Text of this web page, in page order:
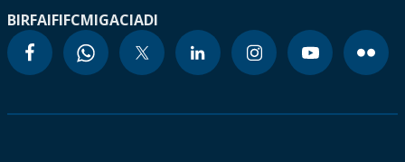
BIRFAIFIFCMIGACIADI